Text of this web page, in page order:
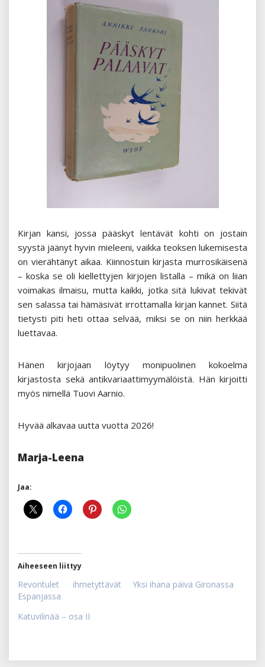
Kirjan kansi, jossa pääskyt lentävät kohti on jostain
syystä jäänyt hyvin mieleeni, vaikka teoksen lukemisesta
on vierähtänyt aikaa. Kiinnostuin kirjasta murrosikäisenä
– koska se oli kiellettyjen kirjojen listalla – mikä on liian
voimakas ilmaisu, mutta kaikki, jotka sitä lukivat tekivät
sen salassa tai hämäsivät irrottamalla kirjan kannet. Siitä
tietysti piti heti ottaa selvää, miksi se on niin herkkää
luettavaa.
Hänen kirjojaan löytyy monipuolinen kokoelma
kirjastosta sekä antikvariaattimyymälöistä. Hän kirjoitti
myös nimellä Tuovi Aarnio.
Hyvää alkavaa uutta vuotta 2026!
Marja-Leena
Jaa:
Aiheeseen liittyy
Revontulet ihmetyttävät
Espanjassa
Yksi ihana päivä Gironassa
Katuvilinää – osa II